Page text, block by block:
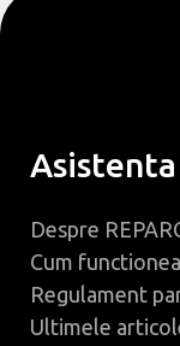
Despre
Cum
Regulament
Ultimele